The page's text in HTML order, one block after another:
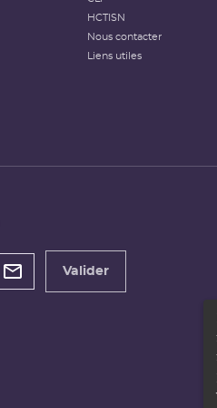
HCTISN
Nous contacter
Liens utiles
Valider